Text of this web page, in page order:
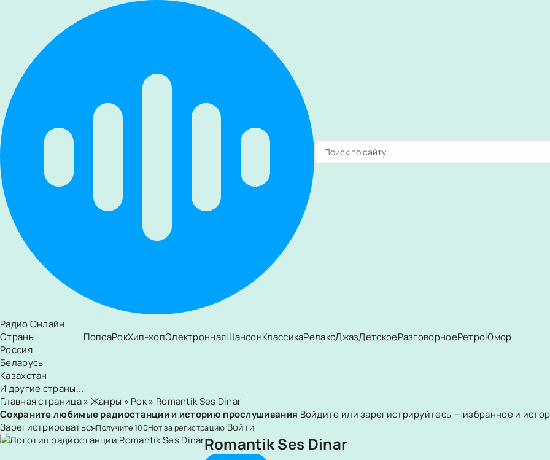
Радио Онлайн
Страны
Россия
Беларусь
Казахстан
И другие страны...
ПопсаРокХип-хопЭлектроннаяШансонКлассикаРелаксДжазДетскоеРазговорноеРетроЮмор
Главная страница» Жанры » Рок» Romantik Ses Dinar
Сохраните любимые радиостанции и историю прослушивания Войдите или зарегистрируйтесь — избранное и
ЗарегистрироватьсяПолучите100Нотза регистрацию Войти
Romantik Ses Dinar